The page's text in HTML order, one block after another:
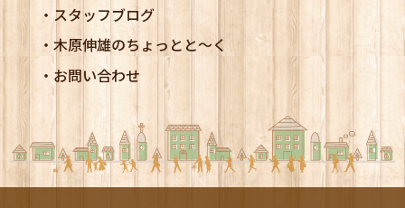
スタッフブログ
木原伸雄のちょっとと～く
お問い合わせ